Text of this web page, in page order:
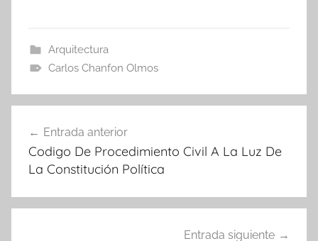
Arquitectura
Carlos Chanfon Olmos
de
entradas
Entrada anterior
Codigo De Procedimiento Civil A La Luz De
La Constitución Política
Entrada siguiente